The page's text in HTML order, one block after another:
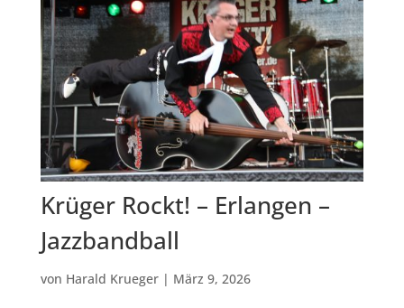
Krüger Rockt! – Erlangen –
Jazzbandball
von Harald Krueger| März 9, 2026